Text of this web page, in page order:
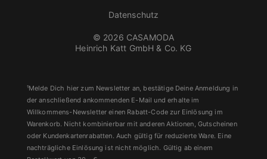
© 2026 CASAMODA
Heinrich Katt GmbH & Co. KG
Datenschutz
¹Melde Dich hier zum Newsletter an, bestätige Deine Anmeldung in
der anschließend ankommenden E-Mail und erhalte im
Willkommens-Newsletter einen Rabatt-Code zur Einlösung im
Warenkorb. Nicht kombinierbar mit anderen Aktionen, Gutscheinen
oder Kundenkartenrabatten. Auch gültig für reduzierte Ware. Eine
nachträgliche Einlösung ist nicht möglich. Gültig ab einem